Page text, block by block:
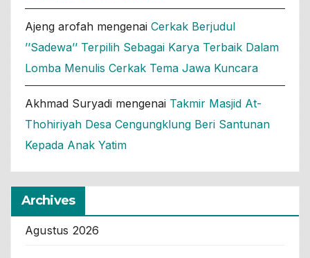
Ajeng arofah mengenai Cerkak Berjudul
’’Sadewa’’ Terpilih Sebagai Karya Terbaik Dalam
Lomba Menulis Cerkak Tema Jawa Kuncara
Akhmad Suryadi mengenai Takmir Masjid At-
Thohiriyah Desa Cengungklung Beri Santunan
Kepada Anak Yatim
Archives
Agustus 2026